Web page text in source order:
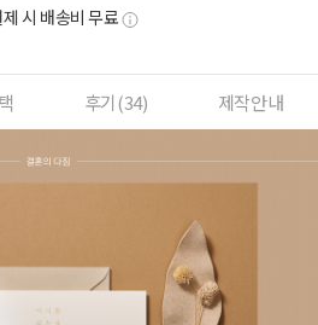
시 배송비 무료
후기(34) 제작안내